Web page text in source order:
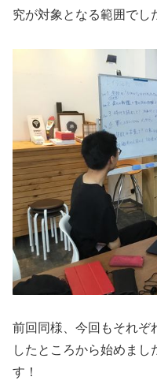
究が対象となる範囲でし
前回同様、今回もそれぞ
したところから始めまし
す！